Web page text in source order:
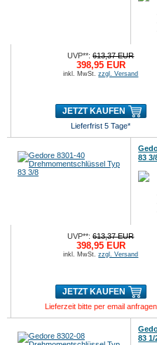
UVP**:613,37 EUR
398,95 EUR
inkl. MwSt.zzgl. Versand
JETZT KAUFEN
Lieferfrist 5 Tage*
83 3/
UVP**:613,37 EUR
398,95 EUR
inkl. MwSt.zzgl. Versand
JETZT KAUFEN
Lieferzeit bitte per email anfragen
83 1/